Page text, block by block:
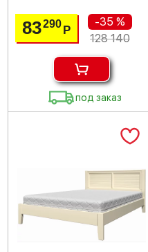
83290Р
-35 %
128 140
под заказ